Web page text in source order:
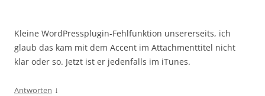
Kleine WordPressplugin-Fehlfunktion unsererseits, ich
glaub das kam mit dem Accent im Attachmenttitel nicht
klar oder so. Jetzt ist er jedenfalls im iTunes.
Antworten ↓